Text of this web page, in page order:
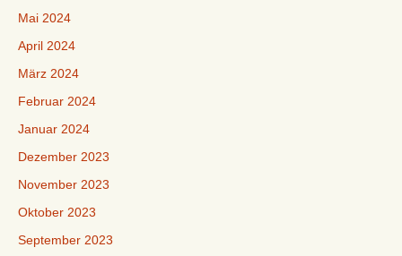
Mai 2024
April 2024
März 2024
Februar 2024
Januar 2024
Dezember 2023
November 2023
Oktober 2023
September 2023